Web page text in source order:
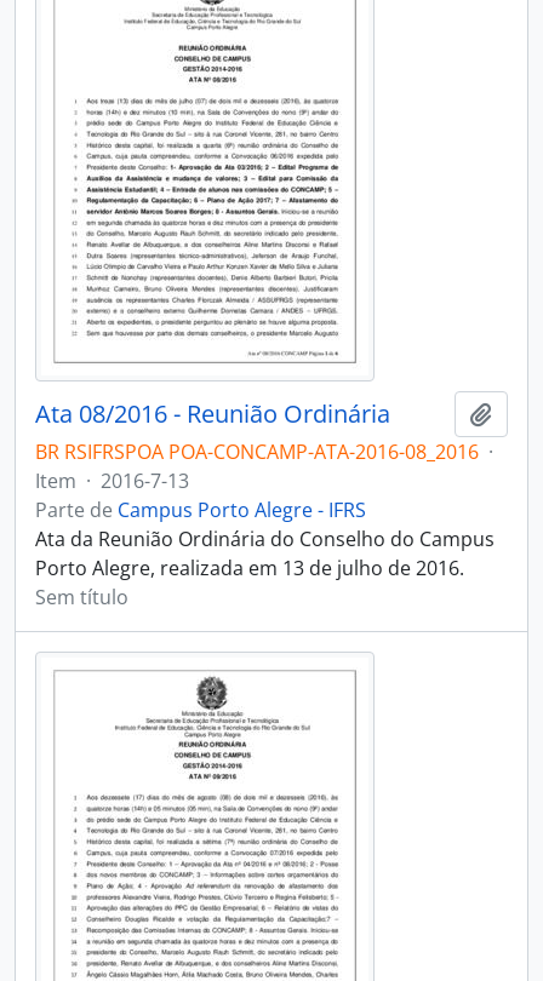
Ata 08/2016 - Reunião Ordinária
BR RSIFRSPOA POA-CONCAMP-ATA-2016-08_2016 ·
Item · 2016-7-13
Parte de Campus Porto Alegre - IFRS
Ata da Reunião Ordinária do Conselho do Campus
Porto Alegre, realizada em 13 de julho de 2016.
Sem título